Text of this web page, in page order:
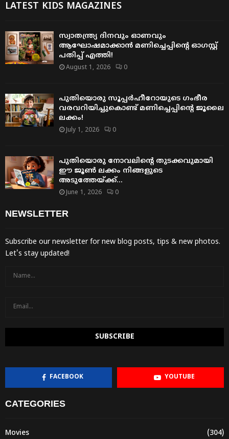
LATEST KIDS MAGAZINES
സ്വാതന്ത്ര്യ ദിനവും ഓണവും
ആഘോഷമാക്കാൻ മണിച്ചെപ്പിന്റെ ഓഗസ്റ്റ്
പതിപ്പ് എത്തി!
August 1, 2026 0
പുതിയൊരു സൂപ്പർഹീറോയുടെ ഗംഭീര
വരവറിയിച്ചുകൊണ്ട് മണിച്ചെപ്പിന്റെ ജൂലൈ
ലക്കം!
July 1, 2026 0
പുതിയൊരു നോവലിന്റെ തുടക്കവുമായി
ഈ ജൂൺ ലക്കം നിങ്ങളുടെ
അടുത്തേയ്ക്ക്…
June 1, 2026 0
NEWSLETTER
Subscribe our newsletter for new blog posts, tips & new photos.
Let's stay updated!
FACEBOOK YOUTUBE
CATEGORIES
Movies
(304)